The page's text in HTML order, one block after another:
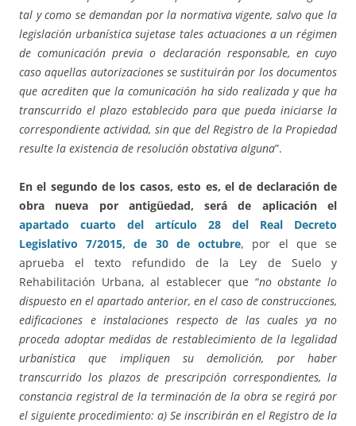
tal y como se demandan por la normativa vigente, salvo que la
legislación urbanística sujetase tales actuaciones a un régimen
de comunicación previa o declaración responsable, en cuyo
caso aquellas autorizaciones se sustituirán por los documentos
que acrediten que la comunicación ha sido realizada y que ha
transcurrido el plazo establecido para que pueda iniciarse la
correspondiente actividad, sin que del Registro de la Propiedad
resulte la existencia de resolución obstativa alguna”.
En el segundo de los casos, esto es, el de declaración de
obra nueva por antigüedad, será de aplicación el
apartado cuarto del artículo 28 del Real Decreto
Legislativo 7/2015, de 30 de octubre, por el que se
aprueba el texto refundido de la Ley de Suelo y
Rehabilitación Urbana, al establecer que “no obstante lo
dispuesto en el apartado anterior, en el caso de construcciones,
edificaciones e instalaciones respecto de las cuales ya no
proceda adoptar medidas de restablecimiento de la legalidad
urbanística que impliquen su demolición, por haber
transcurrido los plazos de prescripción correspondientes, la
constancia registral de la terminación de la obra se regirá por
el siguiente procedimiento: a) Se inscribirán en el Registro de la